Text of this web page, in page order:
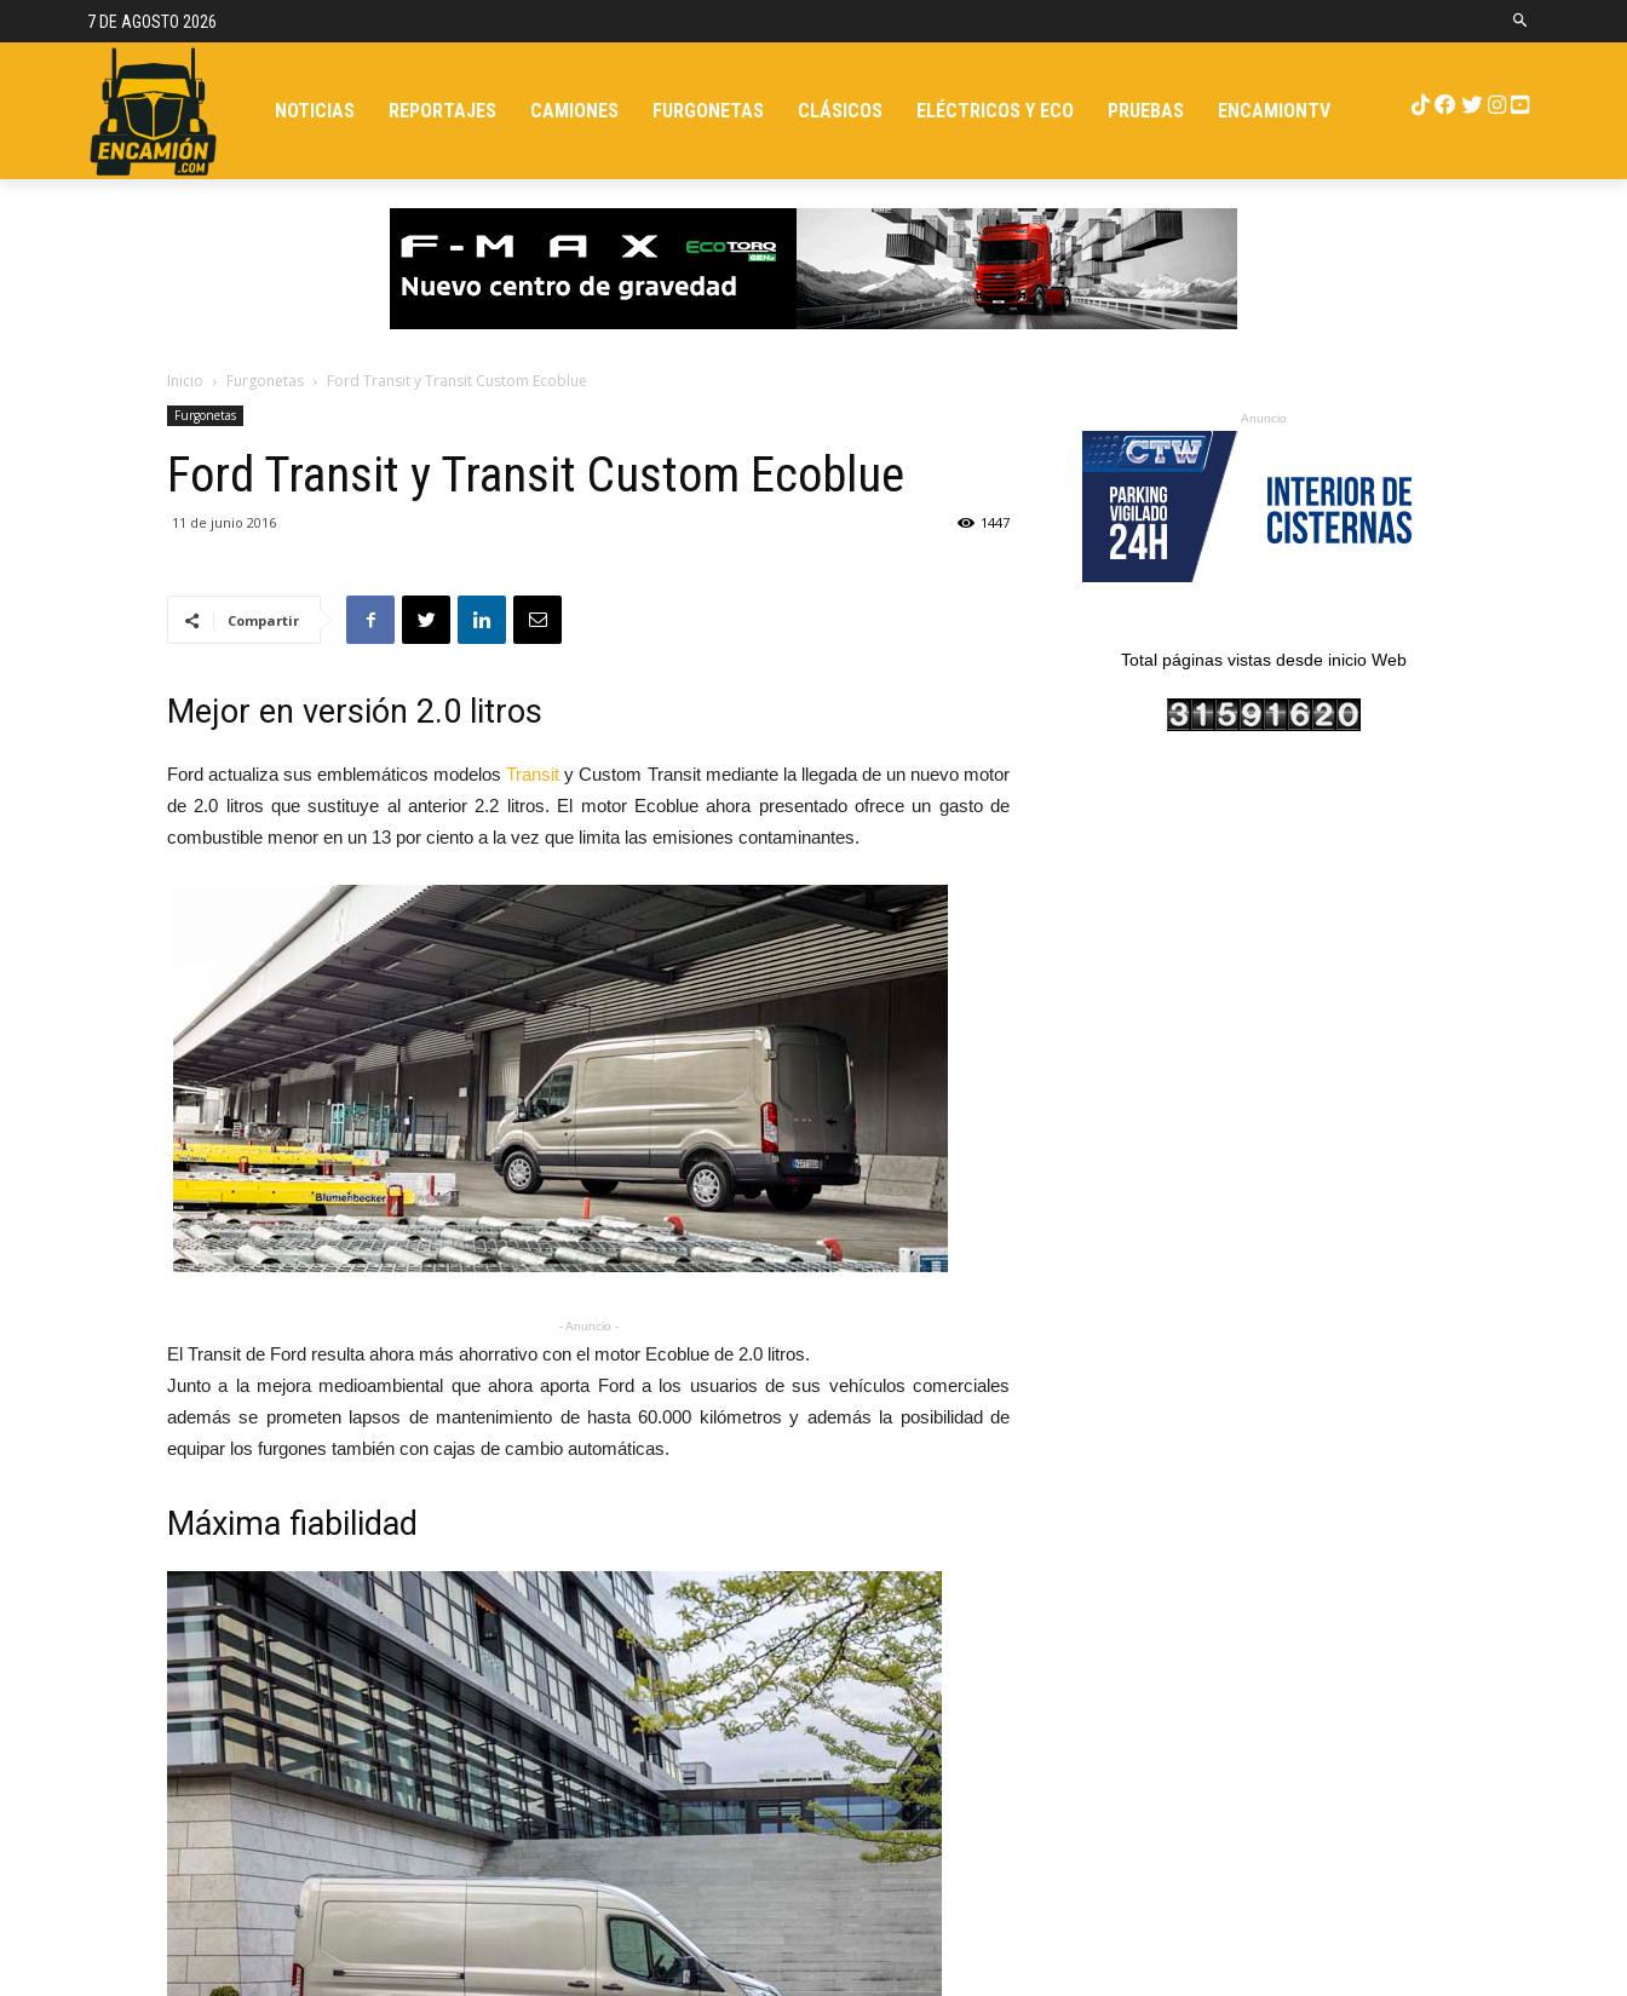
7 DE AGOSTO 2026
NOTICIAS REPORTAJES CAMIONES FURGONETAS CLÁSICOS ELÉCTRICOS Y ECO PRUEBAS ENCAMIONTV
Inicio Furgonetas Ford Transit y Transit Custom Ecoblue
Furgonetas
Ford Transit y Transit Custom Ecoblue
11 de junio 2016 1447
Compartir
Mejor en versión 2.0 litros
Ford actualiza sus emblemáticos modelosTransit y Custom Transit mediante la llegada de un nuevo motor
de 2.0 litros que sustituye al anterior 2.2 litros. El motor Ecoblue ahora presentado ofrece un gasto de
combustible menor en un 13 por ciento a la vez que limita las emisiones contaminantes.
- Anuncio -
El Transit de Ford resulta ahora más ahorrativo con el motor Ecoblue de 2.0 litros.
Junto a la mejora medioambiental que ahora aporta Ford a los usuarios de sus vehículos comerciales
además se prometen lapsos de mantenimiento de hasta 60.000 kilómetros y además la posibilidad de
equipar los furgones también con cajas de cambio automáticas.
Máxima fiabilidad
Anuncio
Total páginas vistas desde inicio Web